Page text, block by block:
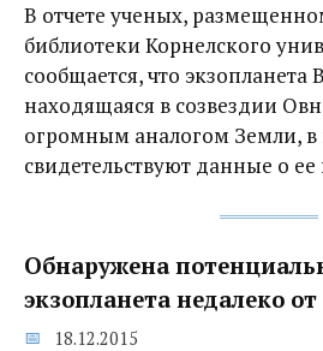
В отчете ученых,
библиотеки Корнелского
сообщается, что экзопланета
находящаяся в созвездии
огромным аналогом Земли, в
свидетельствуют данные о ее
Обнаружена
экзопланета недалеко
18.12.2015